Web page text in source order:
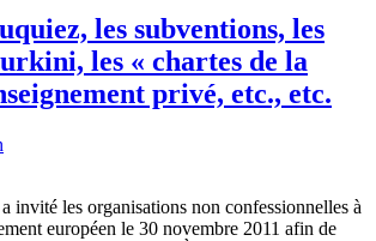
les subventions, les
les « chartes de la
privé, etc., etc.
invité les organisations non confessionnelles à
européen le 30 novembre 2011 afin de